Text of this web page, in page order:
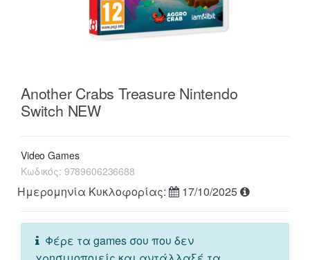
Another Crabs Treasure Nintendo
Switch NEW
Video Games
Κωδικός: 9789606236688
Ημερομηνία Κυκλοφορίας: 17/10/2025
Φέρε τα games σου που δεν